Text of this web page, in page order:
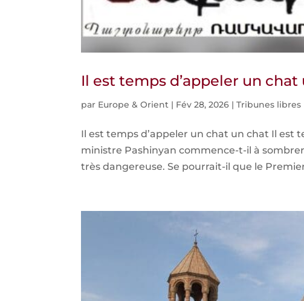
Il est temps d’appeler un chat
par Europe & Orient | Fév 28, 2026 |Tribunes libres
Il est temps d’appeler un chat un chat Il est
ministre Pashinyan commence-t-il à
très dangereuse. Se pourrait-il que le